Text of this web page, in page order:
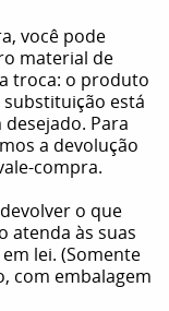
você pode
material de
troca: o produto
substituição está
Para
a devolução
compra.
o que
atenda às suas
lei. (Somente
com embalagem